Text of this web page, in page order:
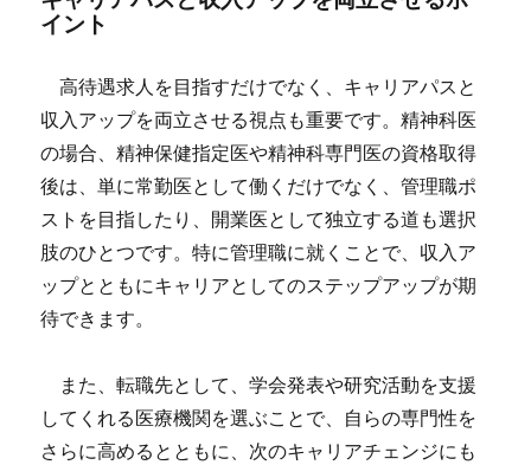
イント
高待遇求人を目指すだけでなく、キャリアパスと
収入アップを両立させる視点も重要です。精神科医
の場合、精神保健指定医や精神科専門医の資格取得
後は、単に常勤医として働くだけでなく、管理職ポ
ストを目指したり、開業医として独立する道も選択
肢のひとつです。特に管理職に就くことで、収入ア
ップとともにキャリアとしてのステップアップが期
待できます。
また、転職先として、学会発表や研究活動を支援
してくれる医療機関を選ぶことで、自らの専門性を
さらに高めるとともに、次のキャリアチェンジにも